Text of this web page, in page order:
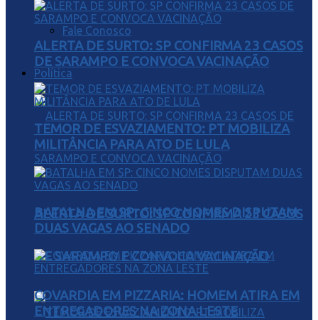
Fale Conosco
Política
ALERTA DE SURTO: SP CONFIRMA 23 CASOS
DE SARAMPO E CONVOCA VACINAÇÃO
ALERTA DE SURTO: SP CONFIRMA 23 CASOS
DE SARAMPO E CONVOCA VACINAÇÃO
TEMOR DE ESVAZIAMENTO: PT MOBILIZA
MILITÂNCIA PARA ATO DE LULA
BATALHA EM SP: CINCO NOMES DISPUTAM
DUAS VAGAS AO SENADO
COVARDIA EM PIZZARIA: HOMEM ATIRA EM
ENTREGADORES NA ZONA LESTE